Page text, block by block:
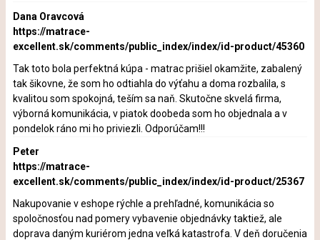
Dana Oravcová
https://matrace-
excellent.sk/comments/public_index/index/id-product/45360
Tak toto bola perfektná kúpa - matrac prišiel okamžite, zabalený
tak šikovne, že som ho odtiahla do výťahu a doma rozbalila, s
kvalitou som spokojná, teším sa naň. Skutočne skvelá firma,
výborná komunikácia, v piatok doobeda som ho objednala a v
pondelok ráno mi ho priviezli. Odporúčam!!!
Peter
https://matrace-
excellent.sk/comments/public_index/index/id-product/25367
Nakupovanie v eshope rýchle a prehľadné, komunikácia so
spoločnosťou nad pomery vybavenie objednávky taktiež, ale
doprava daným kuriérom jedna veľká katastrofa. V deň doručenia